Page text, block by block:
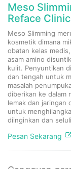
Meso
Reface Clinic
Meso Slimming
kosmetik dimana
obatan kelas
asam amino
kulit. Penyuntikan
dan tengah untuk
masalah
diberikan ke dalam
lemak dan jaringan
untuk
diinginkan dan
Pesan Sekarang